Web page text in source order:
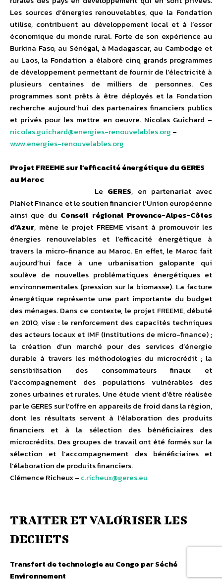
Les sources d’énergies renouvelables, que la Fondation
utilise, contribuent au développement local et à l’essor
économique du monde rural. Forte de son expérience au
Burkina Faso, au Sénégal, à Madagascar, au Cambodge et
au Laos, la Fondation a élaboré cinq grands programmes
de développement permettant de fournir de l’électricité à
plusieurs centaines de milliers de personnes. Ces
programmes sont prêts à être déployés et la Fondation
recherche aujourd’hui des partenaires financiers publics
et privés pour les mettre en oeuvre. Nicolas Guichard –
nicolas.guichard@energies-renouvelables.org –
www.energies-renouvelables.org
Projet FREEME sur l’efficacité énergétique du GERES
au Maroc
Le GERES, en partenariat avec
PlaNet Finance et le soutien financier l’Union européenne
ainsi que du Conseil régional Provence-Alpes-Côtes
d’Azur, mène le projet FREEME visant à promouvoir les
énergies renouvelables et l’efficacité énergétique à
travers la micro-finance au Maroc. En effet, le Maroc fait
aujourd’hui face à une urbanisation galopante qui
soulève de nouvelles problématiques énergétiques et
environnementales (pression sur la biomasse). La facture
énergétique représente une part importante du budget
des ménages. Dans ce contexte, le projet FREEME, débuté
en 2010, vise : le renforcement des capacités techniques
des acteurs locaux et IMF (Institutions de micro-finance) ;
la création d’un marché pour des services d’énergie
durable à travers les méthodologies du microcrédit ; la
sensibilisation des consommateurs finaux et
l’accompagnement des populations vulnérables des
zones urbaines et rurales. Une étude vient d’être réalisée
par le GERES sur l’offre en appareils de froid dans la région,
dont les résultats servent à l’élaboration des produits
financiers et à la sélection des bénéficiaires des
microcrédits. Des groupes de travail ont été formés sur la
sélection et l’accompagnement des bénéficiaires et
l’élaboration de produits financiers.
Clémence Richeux – c.richeux@geres.eu
TRAITER ET VALORISER LES
DECHETS
Transfert de technologie au Congo par Séché
Environnement